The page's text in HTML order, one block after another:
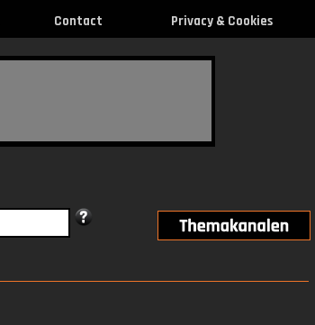
Contact Privacy & Cookies